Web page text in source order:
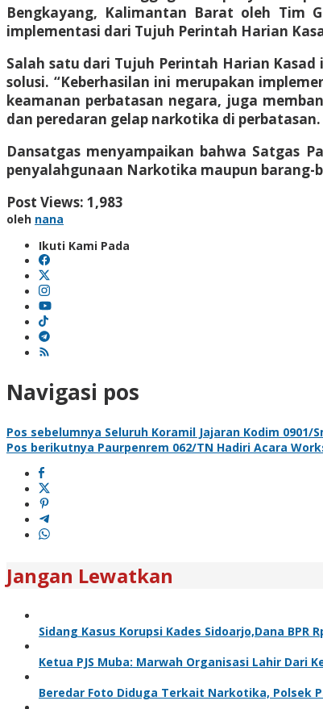
Bengkayang, Kalimantan Barat oleh Tim
implementasi dari Tujuh Perintah Harian
Salah satu dari Tujuh Perintah Harian
solusi. “Keberhasilan ini merupakan
keamanan perbatasan negara, juga
dan peredaran gelap narkotika di perbatasan.
Dansatgas menyampaikan bahwa Satgas
penyalahgunaan Narkotika maupun barang-
Post Views: 1,983
oleh nana
Ikuti Kami Pada
Navigasi pos
Pos sebelumnya Seluruh Koramil Jajaran Kodim
Pos berikutnya Paurpenrem 062/TN Hadiri Acara
Jangan Lewatkan
Sidang Kasus Korupsi Kades Sidoarjo,Dana BPR
Ketua PJS Muba: Marwah Organisasi Lahir Dari
Beredar Foto Diduga Terkait Narkotika, Polsek